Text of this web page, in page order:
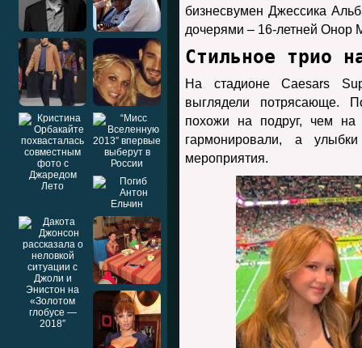
бизнесвумен Джессика
дочерями – 16-летней Онор
Стильное трио
На стадионе Caesars
выглядели потрясающе.
похожи на подруг, чем
гармонировали, а
мероприятия.